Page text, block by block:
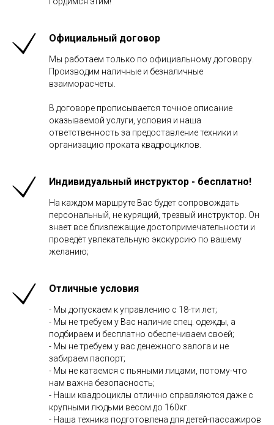
Официальный договор
Мы работаем только по официальному договору.
Производим наличные и безналичные
взаиморасчеты.
В договоре прописывается точное описание
оказываемой услуги, условия и наша
ответственность за предоставление техники и
организацию проката квадроциклов.
Индивидуальный инструктор - бесплатно!
На каждом маршруте Вас будет сопровождать
персональный, не курящий, трезвый инструктор. Он
знает все близлежащие достопримечательности и
проведёт увлекательную экскурсию по вашему
желанию;
Отличные условия
- Мы допускаем к управлению с 18-ти лет;
- Мы не требуем у Вас наличие спец. одежды, а
подбираем и бесплатно обеспечиваем своей;
- Мы не требуем у вас денежного залога и не
забираем паспорт;
- Мы не катаемся с пьяными лицами, потому-что
нам важна безопасность;
- Наши квадроциклы отлично справляются даже с
крупными людьми весом до 160кг.
- Наша техника подготовлена для детей-пассажиров